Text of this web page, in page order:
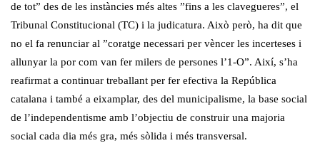
de tot” des de les instàncies més altes ”fins a les clavegueres”, el
Tribunal Constitucional (TC) i la judicatura. Això però, ha dit que
no el fa renunciar al ”coratge necessari per vèncer les incerteses i
allunyar la por com van fer milers de persones l’1-O”. Així, s’ha
reafirmat a continuar treballant per fer efectiva la República
catalana i també a eixamplar, des del municipalisme, la base social
de l’independentisme amb l’objectiu de construir una majoria
social cada dia més gra, més sòlida i més transversal.